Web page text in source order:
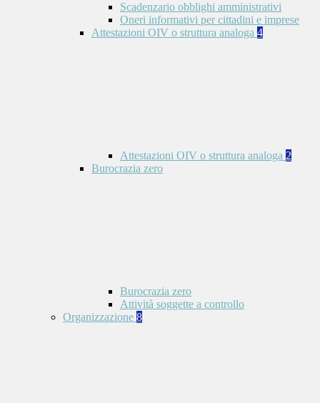
Scadenzario obblighi amministrativi
Oneri informativi per cittadini e imprese
Attestazioni OIV o struttura analoga 4
Attestazioni OIV o struttura analoga 2
Burocrazia zero
Burocrazia zero
Attività soggette a controllo
Organizzazione 8